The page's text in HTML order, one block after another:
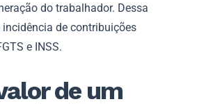
do trabalhador. Dessa
de contribuições
e INSS.
de um